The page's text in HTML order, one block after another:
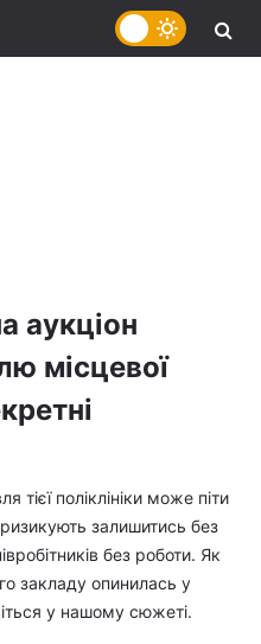
аукціон
місцевої
поліклініки може піти
залишитись без
без роботи. Як
закладу опинилась у
у нашому сюжеті.